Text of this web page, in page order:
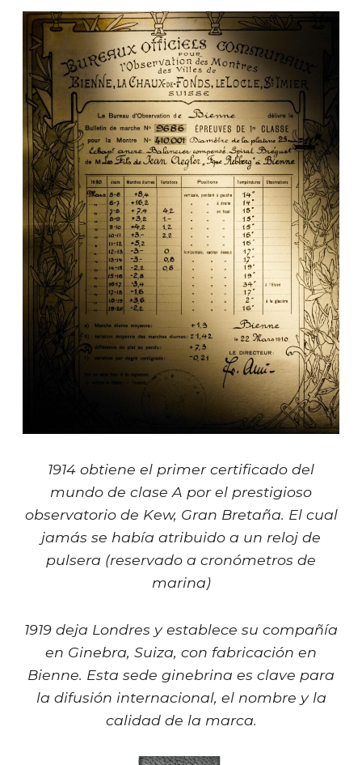
1914 obtiene el primer certificado del
mundo de clase A por el prestigioso
observatorio de Kew, Gran Bretaña. El cual
jamás se había atribuido a un reloj de
pulsera (reservado a cronómetros de
marina)
1919 deja Londres y establece su compañía
en Ginebra, Suiza, con fabricación en
Bienne. Esta sede ginebrina es clave para
la difusión internacional, el nombre y la
calidad de la marca.